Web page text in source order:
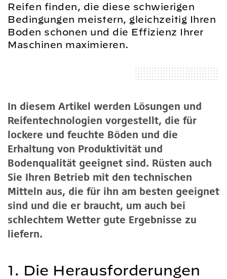
Reifen finden, die diese schwierigen
Bedingungen meistern, gleichzeitig Ihren
Boden schonen und die Effizienz Ihrer
Maschinen maximieren.
In diesem Artikel werden Lösungen und
Reifentechnologien vorgestellt, die für
lockere und feuchte Böden und die
Erhaltung von Produktivität und
Bodenqualität geeignet sind. Rüsten auch
Sie Ihren Betrieb mit den technischen
Mitteln aus, die für ihn am besten geeignet
sind und die er braucht, um auch bei
schlechtem Wetter gute Ergebnisse zu
liefern.
1. Die Herausforderungen